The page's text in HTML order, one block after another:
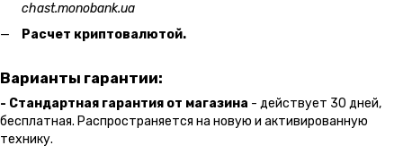
chast.monobank.ua
Расчет криптовалютой.
Варианты гарантии:
- Стандартная гарантия от магазина - действует 30 дней,
бесплатная. Распространяется на новую и активированную
технику.